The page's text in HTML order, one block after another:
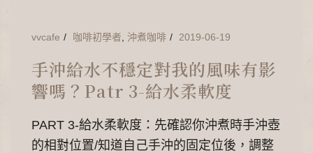
vvcafe 咖啡初學者 沖煮咖啡 2019-06-19
手沖給水不穩定對我的風味有影
響嗎？Patr 3-給水柔軟度
PART 3-給水柔軟度：先確認你沖煮時手沖壺
的相對位置/知道自己手沖的固定位後，調整